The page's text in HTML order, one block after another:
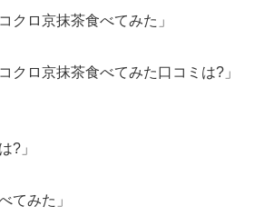
クロ京抹茶食べてみた」
クロ京抹茶食べてみた口コミは?」
?」
てみた」